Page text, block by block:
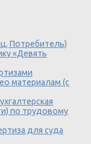
Потребитель)
«Девять
материалам (с
по трудовому
для суда